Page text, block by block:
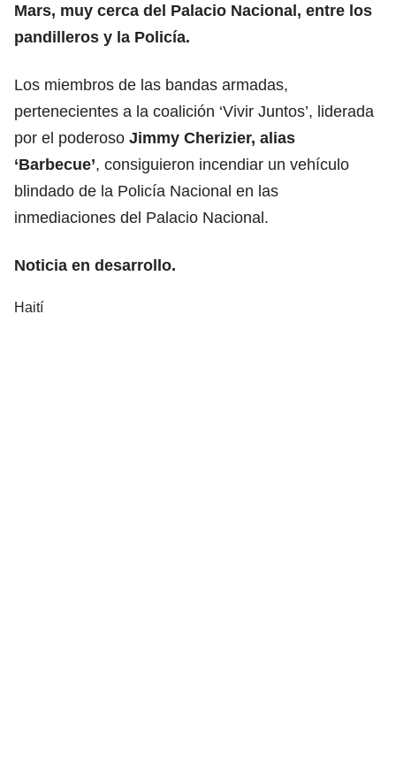
Mars, muy cerca del Palacio Nacional, entre los
pandilleros y la Policía.
Los miembros de las bandas armadas,
pertenecientes a la coalición ‘Vivir Juntos’, liderada
por el poderoso Jimmy Cherizier, alias
‘Barbecue’, consiguieron incendiar un vehículo
blindado de la Policía Nacional en las
inmediaciones del Palacio Nacional.
Noticia en desarrollo.
Haití